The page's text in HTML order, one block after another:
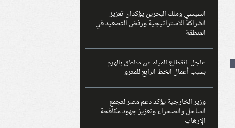
السيسي وملك البحرين يؤكدان تعزيز
الشراكة الاستراتيجية ورفض التصعيد في
المنطقة
عاجل..انقطاع المياه عن مناطق بالهرم
بسبب أعمال الخط الرابع للمترو
وزير الخارجية يؤكد دعم مصر لتجمع
الساحل والصحراء وتعزيز جهود مكافحة
الإرهاب